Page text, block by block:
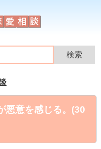
悪意を感じる。(30